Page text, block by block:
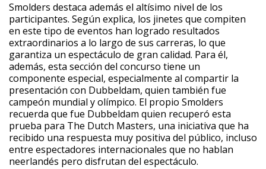
Smolders destaca además el altísimo nivel de los
participantes. Según explica, los jinetes que compiten
en este tipo de eventos han logrado resultados
extraordinarios a lo largo de sus carreras, lo que
garantiza un espectáculo de gran calidad. Para él,
además, esta sección del concurso tiene un
componente especial, especialmente al compartir la
presentación con Dubbeldam, quien también fue
campeón mundial y olímpico. El propio Smolders
recuerda que fue Dubbeldam quien recuperó esta
prueba para The Dutch Masters, una iniciativa que ha
recibido una respuesta muy positiva del público, incluso
entre espectadores internacionales que no hablan
neerlandés pero disfrutan del espectáculo.